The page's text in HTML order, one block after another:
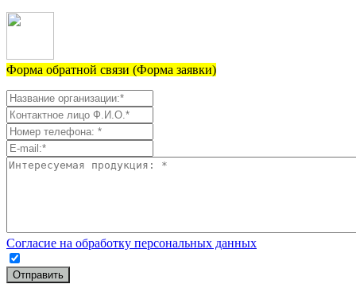
Форма обратной связи (Форма заявки)
Согласие на обработку персональных данных
Отправить